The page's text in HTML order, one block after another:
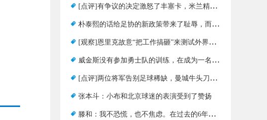
[点评]有争议的决定激怒了丰塞卡，米兰精彩的半场进球很难换3分
朴泰熙的话给足协的新政策带来了耻辱，而洪寅则与刘的悲伤形成了鲜明对比
[观察]恩里克故意“把工作搞砸”来测试外界的耐力？
威金斯没有参加勇士队的训练，在成为一名小球员后，他成为了另一名“神秘”球员
[点评]两位将军告别足球稀缺，曼城牛头刀杀鸡吐蛋糕
张本斗：小布和北京球迷的表演受到了赞扬
滕和：我不恐慌，也不焦虑。在过去的6年里，我赢得了8个冠军